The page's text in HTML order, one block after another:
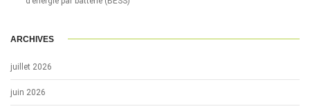
ARCHIVES
juillet 2026
juin 2026